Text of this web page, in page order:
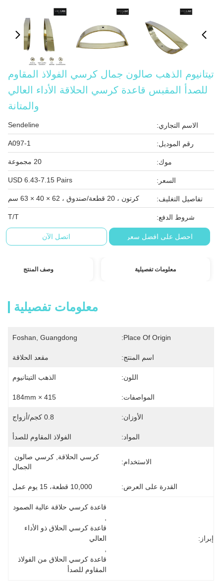
تيتانيوم الذهب صالون جمال كرسي الفولاذ المقاوم
للصدأ المقبس قاعدة كرسي الحلاقة الأداء العالي
والمتانة
الاسم التجاري: Sendeline
رقم الموديل: A097-1
موك: 20 مجموعة
السعر: USD 6.43-7.15 Pairs
تفاصيل التغليف: كرتون ، 20 قطعة/صندوق ، 62 × 40 × 63 سم
شروط الدفع: T/T
احصل على افضل سعر اتصل الآن
معلومات تفصيلية وصف المنتج
معلومات تفصيلية
Place Of Origin:
Foshan, Guangdong
اسم المنتج: مقعد الحلاقة
اللون: الذهب التيتانيوم
المواصفات: 415 × 184mm
الأوزان: 0.8 كجم/أزواج
المواد: الفولاذ المقاوم للصدأ
الاستخدام:
الجمال
القدرة على العرض: 10,000 قطعة، 15 يوم عمل
إبراز:
قاعدة كرسي حلاقة عالية الصمود
العالي
المقاوم للصدأ